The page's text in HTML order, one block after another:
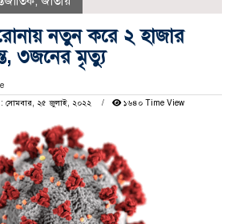
নতুন করে ২ হাজার
৩জনের মৃত্যু
সোমবার, ২৫ জুলাই, ২০২২
১৬৪০ Time View